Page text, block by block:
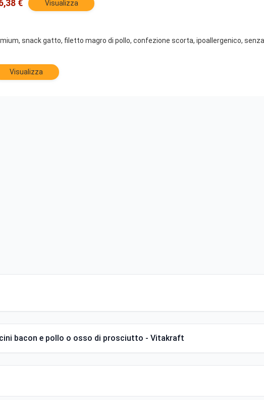
€ Visualizza
snack gatto, filetto magro di pollo, confezione scorta, ipoallergenico,
Visualizza
bacon e pollo o osso di prosciutto - Vitakraft